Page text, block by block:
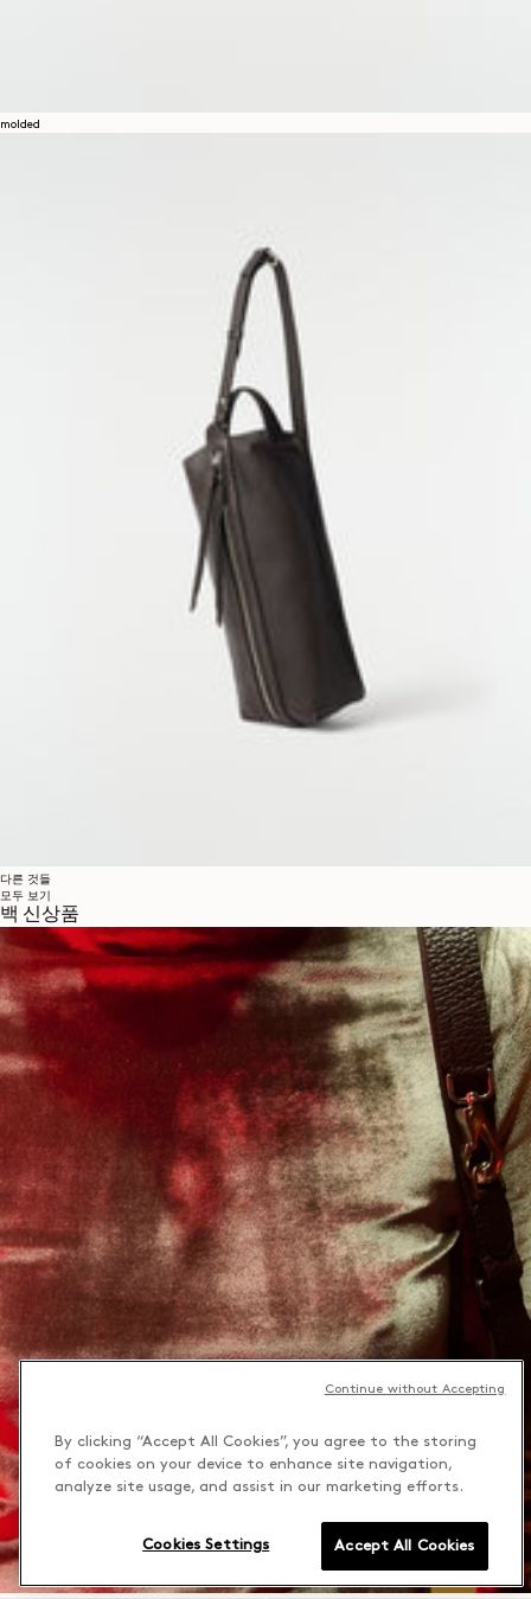
molded
다른 것들
모두 보기
백 신상품
By clicking “Accept All Cookies”, you agree to the storing
of cookies on your device to enhance site navigation,
analyze site usage, and assist in our marketing efforts.
Accept All Cookies
Cookies Settings
Continue without Accepting